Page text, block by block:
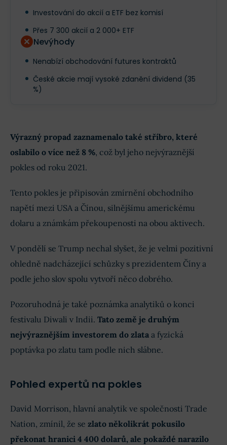
Investování do akcií a ETF bez komisí
Přes 7 300 akcií a 2 000+ ETF
Nevýhody
Nenabízí obchodování futures kontraktů
České akcie mají vysoké zdanění dividend (35
%)
Výrazný propad zaznamenalo také stříbro, které
oslabilo o více než 8 %, což byl jeho nejvýraznější
pokles od roku 2021.
Tento pokles je připisován zmírnění obchodního
napětí mezi USA a Čínou, silnějšímu americkému
dolaru a známkám překoupenosti na obou aktivech.
V pondělí se Trump nechal slyšet, že je velmi pozitivní
ohledně nadcházející schůzky s prezidentem Číny a
podle jeho slov spolu vytvoří něco dobrého.
Pozoruhodná je také poznámka analytiků o konci
festivalu Diwali v Indii. Tato země je druhým
nejvýraznějším investorem do zlata a fyzická
poptávka po zlatu tam podle nich slábne.
Pohled expertů na pokles
David Morrison, hlavní analytik ve společnosti Trade
Nation, zmínil, že se zlato několikrát pokusilo
překonat hranici 4 400 dolarů, ale pokaždé narazilo